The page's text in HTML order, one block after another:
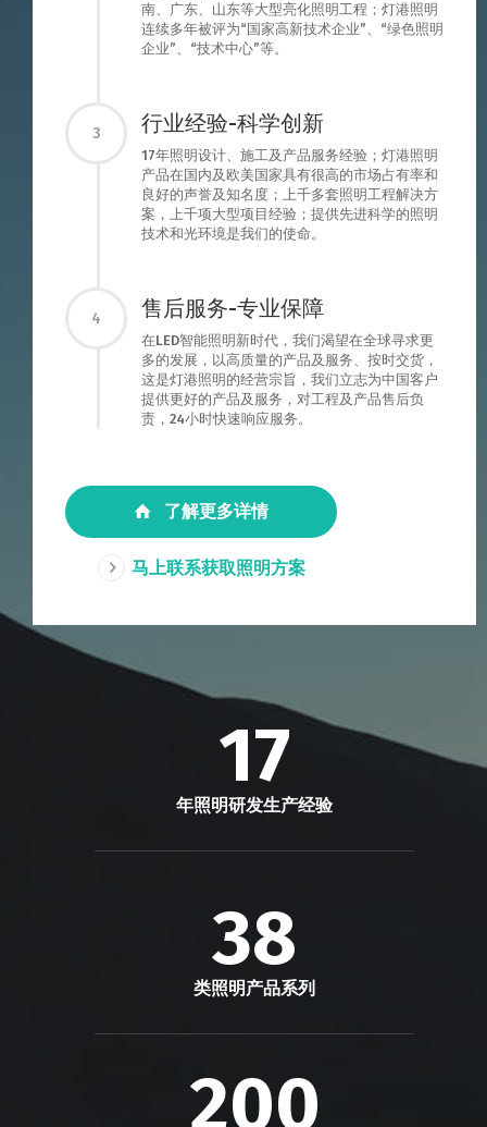
南、广东、山东等大型亮化照明工程；灯港照明
连续多年被评为“国家高新技术企业”、“绿色照明
企业”、“技术中心”等。
3 行业经验-科学创新
17年照明设计、施工及产品服务经验；灯港照明
产品在国内及欧美国家具有很高的市场占有率和
良好的声誉及知名度；上千多套照明工程解决方
案，上千项大型项目经验；提供先进科学的照明
技术和光环境是我们的使命。
4 售后服务-专业保障
在LED智能照明新时代，我们渴望在全球寻求更
多的发展，以高质量的产品及服务、按时交货，
这是灯港照明的经营宗旨，我们立志为中国客户
提供更好的产品及服务，对工程及产品售后负
责，24小时快速响应服务。
了解更多详情
马上联系获取照明方案
17
年照明研发生产经验
38
类照明产品系列
200